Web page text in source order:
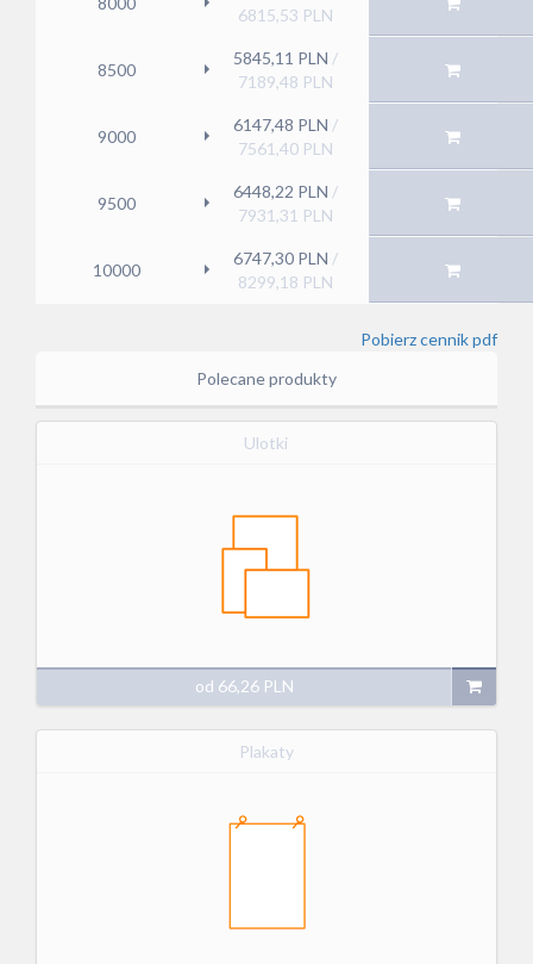
6815,53 PLN
8500
5845,11 PLN /
7189,48 PLN
9000
6147,48 PLN /
7561,40 PLN
9500
6448,22 PLN /
7931,31 PLN
10000
6747,30 PLN /
8299,18 PLN
Pobierz cennik pdf
Polecane produkty
Ulotki
od 66,26PLN
Plakaty